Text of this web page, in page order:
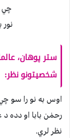
چي
ستر پوهان،
شخصیتونو نظر:
اوس به نو را سو چي
رحمٰن بابا او
نظر لري.